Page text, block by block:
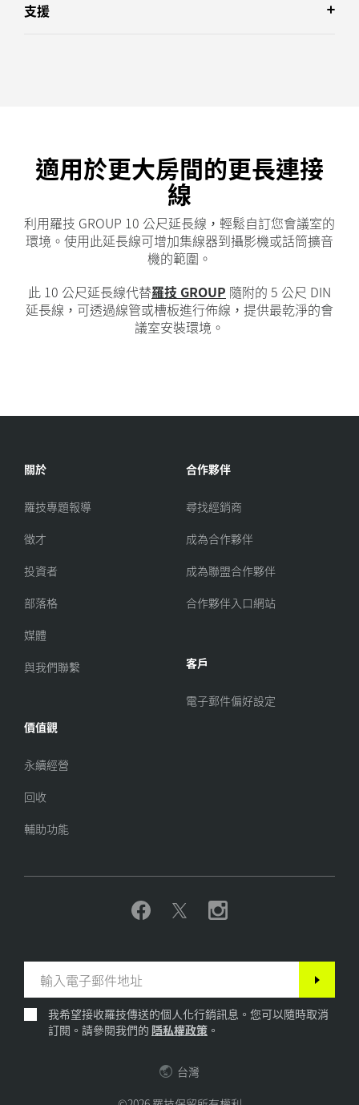
支援
適用於更大房間的更長連接
線
利用羅技 GROUP 10 公尺延長線，輕鬆自訂您會議室的
環境。使用此延長線可增加集線器到攝影機或話筒擴音
機的範圍。
此 10 公尺延長線代替羅技 GROUP 隨附的 5 公尺 DIN
延長線，可透過線管或槽板進行佈線，提供最乾淨的會
議室安裝環境。
關於
羅技專題報導
徵才
投資者
部落格
媒體
與我們聯繫
價值觀
永續經營
回收
輔助功能
合作夥伴
尋找經銷商
成為合作夥伴
成為聯盟合作夥伴
合作夥伴入口網站
客戶
電子郵件偏好設定
我希望接收羅技傳送的個人化行銷訊息。您可以隨時取消
訂閱。請參閱我們的 隱私權政策 。
台灣